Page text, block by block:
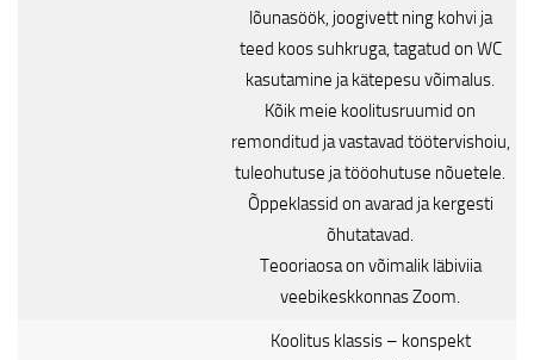
lõunasöök, joogivett ning kohvi ja
teed koos suhkruga, tagatud on WC
kasutamine ja kätepesu võimalus.
Kõik meie koolitusruumid on
remonditud ja vastavad töötervishoiu,
tuleohutuse ja tööohutuse nõuetele.
Õppeklassid on avarad ja kergesti
õhutatavad.
Teooriaosa on võimalik läbiviia
veebikeskkonnas Zoom.
Koolitus klassis – konspekt